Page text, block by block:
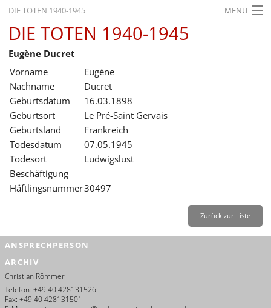
DIE TOTEN 1940-1945 MENU
STARTSEITE
AKTUELLES
AUSSTELLUNGEN
GESCHICHTE
BILDUNG
FORSCHUNG
SERVICE
Français
Leichte Sprache
DIE TOTEN 1940-1945
Eugène Ducret
Vorname
Eugène
Nachname
Ducret
Geburtsdatum
16.03.1898
Geburtsort
Le Pré-Saint Gervais
Geburtsland
Frankreich
Todesdatum
07.05.1945
Todesort
Ludwigslust
Beschäftigung
Häftlingsnummer30497
Zurück zur Liste
ANSPRECHPERSON
ARCHIV
Christian Römmer
Telefon: +49 40 428131526
Fax: +49 40 428131501